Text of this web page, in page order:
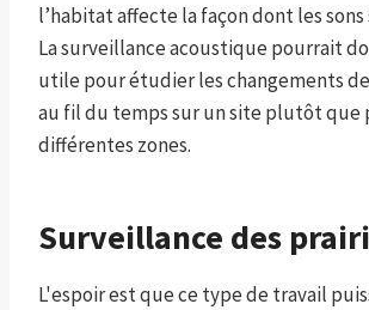
l’habitat affecte la façon dont les
La surveillance acoustique pourrait
utile pour étudier les changements
au fil du temps sur un site plutôt que
différentes zones.
Surveillance des
L'espoir est que ce type de travail